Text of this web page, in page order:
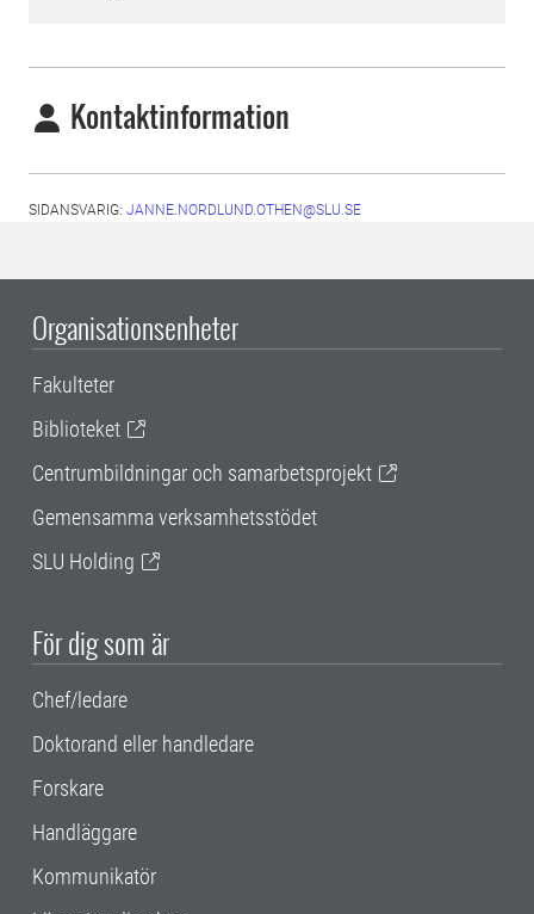
Kontaktinformation
SIDANSVARIG: JANNE.NORDLUND.OTHEN@SLU.SE
Organisationsenheter
Fakulteter
Biblioteket
Centrumbildningar och samarbetsprojekt
Gemensamma verksamhetsstödet
SLU Holding
För dig som är
Chef/ledare
Doktorand eller handledare
Forskare
Handläggare
Kommunikatör